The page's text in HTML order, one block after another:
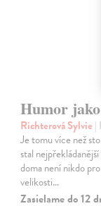
Humor
Richterová Sylvie |
Je tomu více než
stal
doma není nikdo
velikosti…
Zasielame do 12